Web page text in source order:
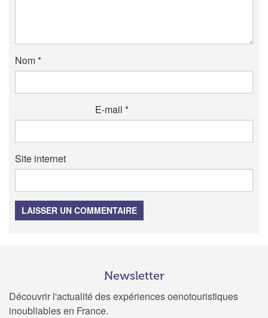
Nom*
E-mail *
Site internet
LAISSER UN COMMENTAIRE
Newsletter
Découvrir l'actualité des expériences oenotouristiques
inoubliables en France.